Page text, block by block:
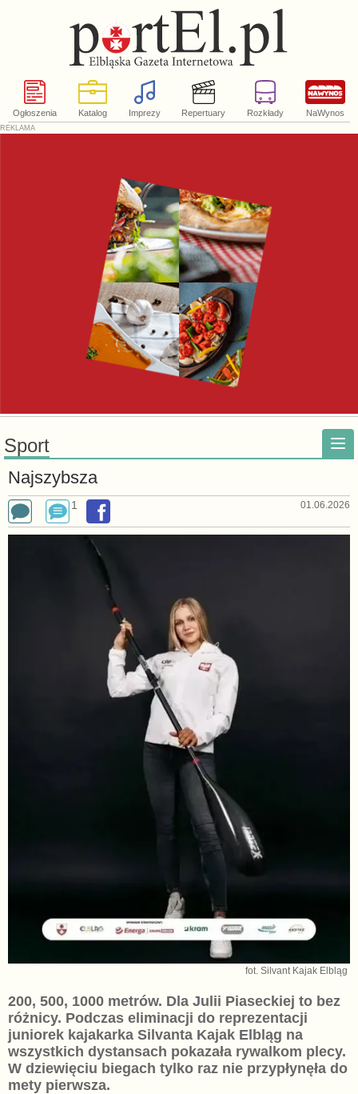
Ogłoszenia Katalog Imprezy Repertuary Rozkłady NaWynos
Sport
Najszybsza
1 01.06.2026
fot. Silvant Kajak Elbląg
200, 500, 1000 metrów. Dla Julii Piaseckiej to bez
różnicy. Podczas eliminacji do reprezentacji
juniorek kajakarka Silvanta Kajak Elbląg na
wszystkich dystansach pokazała rywalkom plecy.
W dziewięciu biegach tylko raz nie przypłynęła do
mety pierwsza.